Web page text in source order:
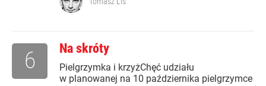
Na skróty
Pielgrzymka i krzyżChęć udziału
w planowanej na 10 października pielgrzymce
6